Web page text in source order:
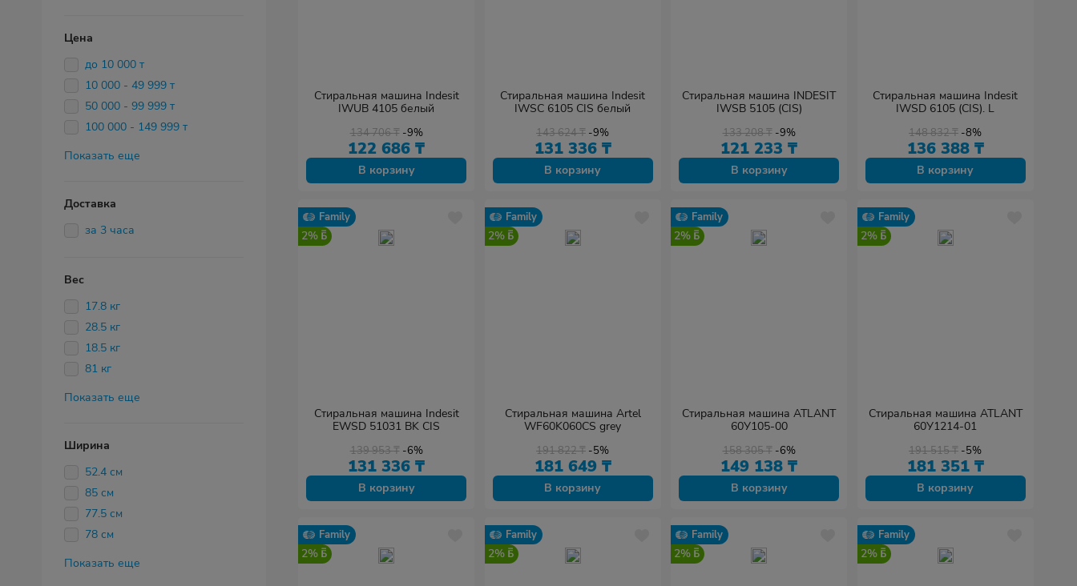
Цена
до 10 000 т
10 000 - 49 999 т
50 000 - 99 999 т
100 000 - 149 999 т
Показать еще
Доставка
за 3 часа
Вес
17.8 кг
28.5 кг
18.5 кг
81 кг
Показать еще
Ширина
52.4 см
85 см
77.5 см
78 см
Показать еще
Стиральная машина Indesit
IWUB 4105 белый
134 706₸ -9%
122 686 ₸
В корзину
Стиральная машина Indesit
IWSC 6105 CIS белый
143 624₸ -9%
131 336 ₸
В корзину
Стиральная машина INDESIT
IWSB 5105 (CIS)
133 208₸ -9%
121 233 ₸
В корзину
Стиральная машина Indesit
IWSD 6105 (CIS). L
148 832₸ -8%
136 388 ₸
В корзину
Family
2%
Стиральная машина Indesit
EWSD 51031 BK CIS
139 953₸ -6%
131 336 ₸
В корзину
Family
2%
Стиральная машина Artel
WF60K060CS grey
191 822₸ -5%
181 649 ₸
В корзину
Family
2%
Стиральная машина ATLANT
60У105-00
158 305₸ -6%
149 138 ₸
В корзину
Family
2%
Стиральная машина ATLANT
60У1214-01
191 515₸ -5%
181 351 ₸
В корзину
Family
2%
Family
2%
Family
2%
Family
2%